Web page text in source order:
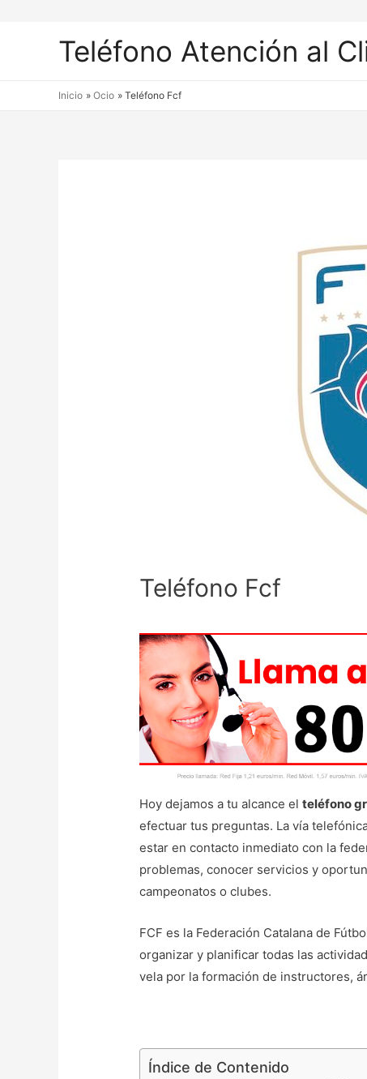
Teléfono Atención al
Inicio Ocio Teléfono Fcf
Teléfono Fcf
Hoy dejamos a tu alcance elteléfono
efectuar tus preguntas. La vía
estar en contacto inmediato con la
problemas, conocer servicios y
campeonatos o clubes.
FCF es la Federación Catalana de
organizar y planificar todas las
vela por la formación de instructores,
Índice de Contenido